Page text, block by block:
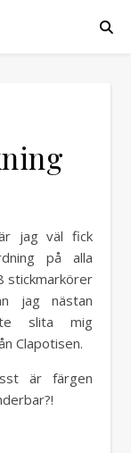
jag väl fick
på alla
stickmarkörer
jag nästan
slita mig
Clapotisen.
är färgen